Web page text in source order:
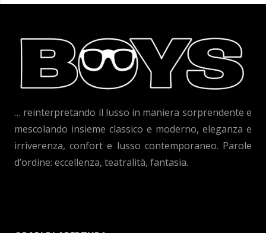
… reinterpretando il lusso in maniera sorprendente e
mescolando insieme classico e moderno, eleganza e
irriverenza, confort e lusso contemporaneo. Parole
d’ordine: eccellenza, teatralità, fantasia.